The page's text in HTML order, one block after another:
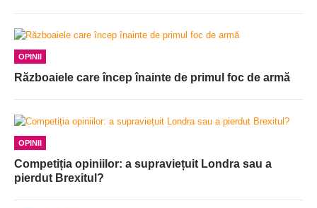
OPINII
Războaiele care încep înainte de primul foc de armă
OPINII
Competiția opiniilor: a supraviețuit Londra sau a
pierdut Brexitul?